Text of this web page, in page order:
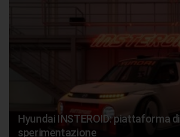
Hyundai INSTEROID: piattaforma di
sperimentazione